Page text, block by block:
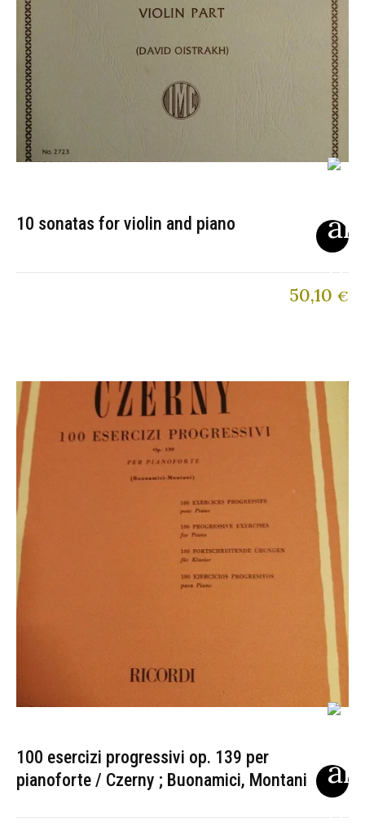
10 sonatas for violin and piano
50,10 €
100 esercizi progressivi op. 139 per
pianoforte / Czerny ; Buonamici, Montani